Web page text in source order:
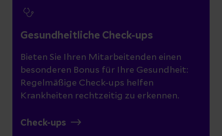
Gesundheitliche Check-ups
Bieten Sie Ihren Mitarbeitenden einen
besonderen Bonus für Ihre Gesundheit:
Regelmäßige Check-ups helfen
Krankheiten rechtzeitig zu erkennen.
Check-ups